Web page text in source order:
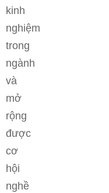
kinh
nghiệm
trong
ngành
và
mở
rộng
được
cơ
hội
nghề